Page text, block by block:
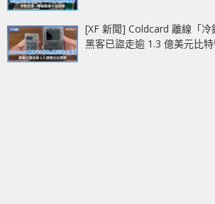
[XF 新聞] Coldcard 離線「
黑客已盜走逾 1.3 億美元比